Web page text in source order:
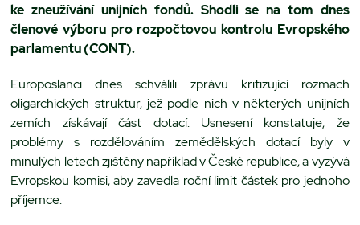
ke zneužívání unijních fondů. Shodli se na tom dnes
členové výboru pro rozpočtovou kontrolu Evropského
parlamentu (CONT).
Europoslanci dnes schválili zprávu kritizující rozmach
oligarchických struktur, jež podle nich v některých unijních
zemích získávají část dotací. Usnesení konstatuje, že
problémy s rozdělováním zemědělských dotací byly v
minulých letech zjištěny například v České republice, a vyzývá
Evropskou komisi, aby zavedla roční limit částek pro jednoho
příjemce.